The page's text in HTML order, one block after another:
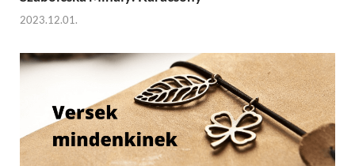
2023.12.01.